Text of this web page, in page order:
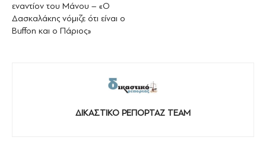
εναντίον του Μάνου – «Ο
Δασκαλάκης νόμιζε ότι είναι ο
Buffon και ο Πάριος»
ΔΙΚΑΣΤΙΚΟ ΡΕΠΟΡΤΑΖ TEAM